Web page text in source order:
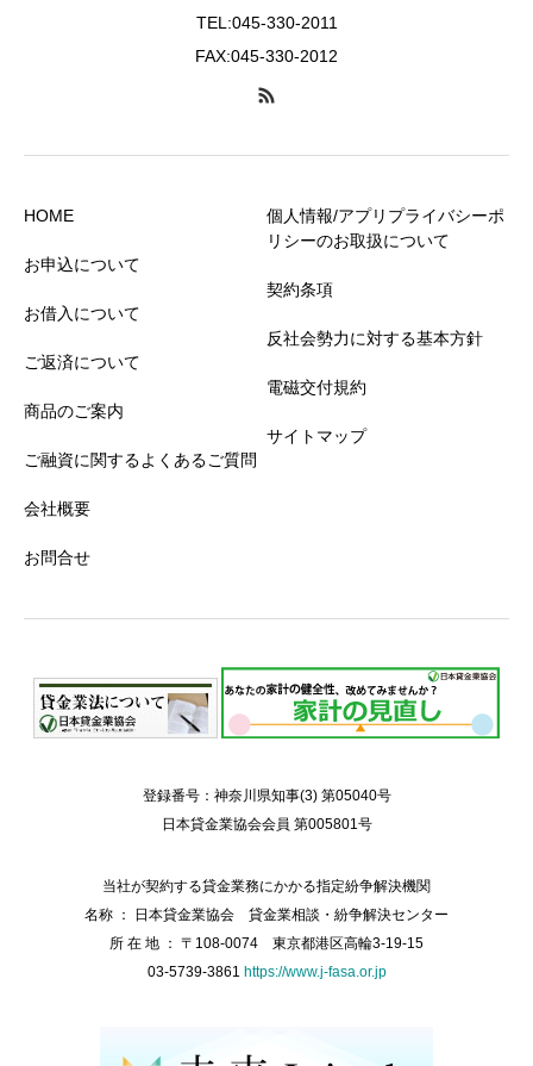
TEL:045-330-2011
FAX:045-330-2012
HOME
お申込について
お借入について
ご返済について
商品のご案内
ご融資に関するよくあるご質問
会社概要
お問合せ
個人情報/アプリプライバシーポ
リシーのお取扱について
契約条項
反社会勢力に対する基本方針
電磁交付規約
サイトマップ
登録番号：神奈川県知事(3) 第05040号
日本貸金業協会会員 第005801号
当社が契約する貸金業務にかかる指定紛争解決機関
名称 ： 日本貸金業協会 貸金業相談・紛争解決センター
所 在 地 ： 〒108-0074 東京都港区高輪3-19-15
03-5739-3861 https://www.j-fasa.or.jp